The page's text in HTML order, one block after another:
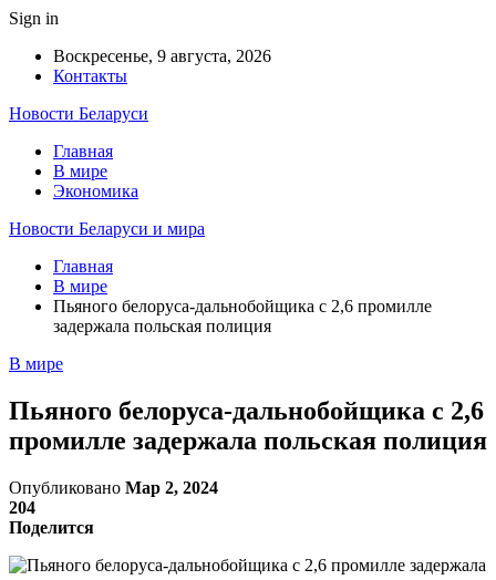
Sign in
Воскресенье, 9 августа, 2026
Контакты
Новости Беларуси
Главная
В мире
Экономика
Новости Беларуси и мира
Главная
В мире
Пьяного белоруса-дальнобойщика с 2,6 промилле
задержала польская полиция
В мире
Пьяного белоруса-дальнобойщика с 2,6
промилле задержала польская полиция
Опубликовано Мар 2, 2024
204
Поделится